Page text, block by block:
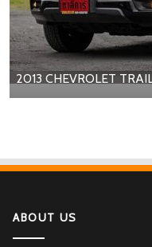
2013 CHEVROLET
ABOUT US